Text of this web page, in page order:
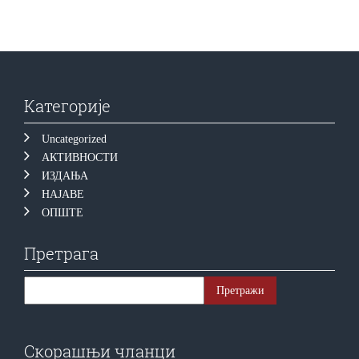
Категорије
Uncategorized
АКТИВНОСТИ
ИЗДАЊА
НАЈАВЕ
ОПШТЕ
Претрага
Скорашњи чланци